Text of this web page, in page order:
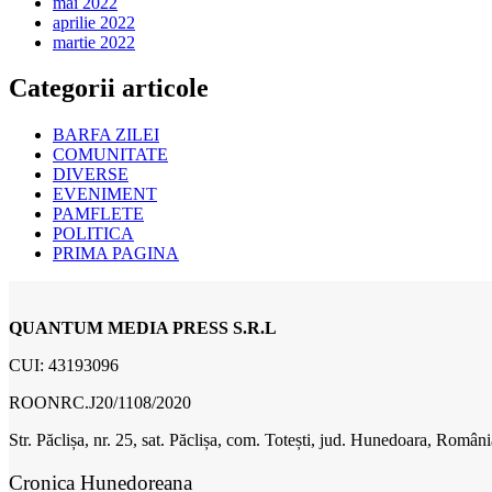
aprilie 2022
martie 2022
Categorii articole
BARFA ZILEI
COMUNITATE
DIVERSE
EVENIMENT
PAMFLETE
POLITICA
PRIMA PAGINA
QUANTUM MEDIA PRESS S.R.L
CUI: 43193096
ROONRC.J20/1108/2020
Str. Păclișa, nr. 25, sat. Păclișa, com. Totești, jud. Hunedoara,
Cronica Hunedoreana